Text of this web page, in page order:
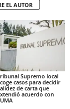
EL AUTOR
Supremo local
casos para decidir
de carta que
acuerdo con